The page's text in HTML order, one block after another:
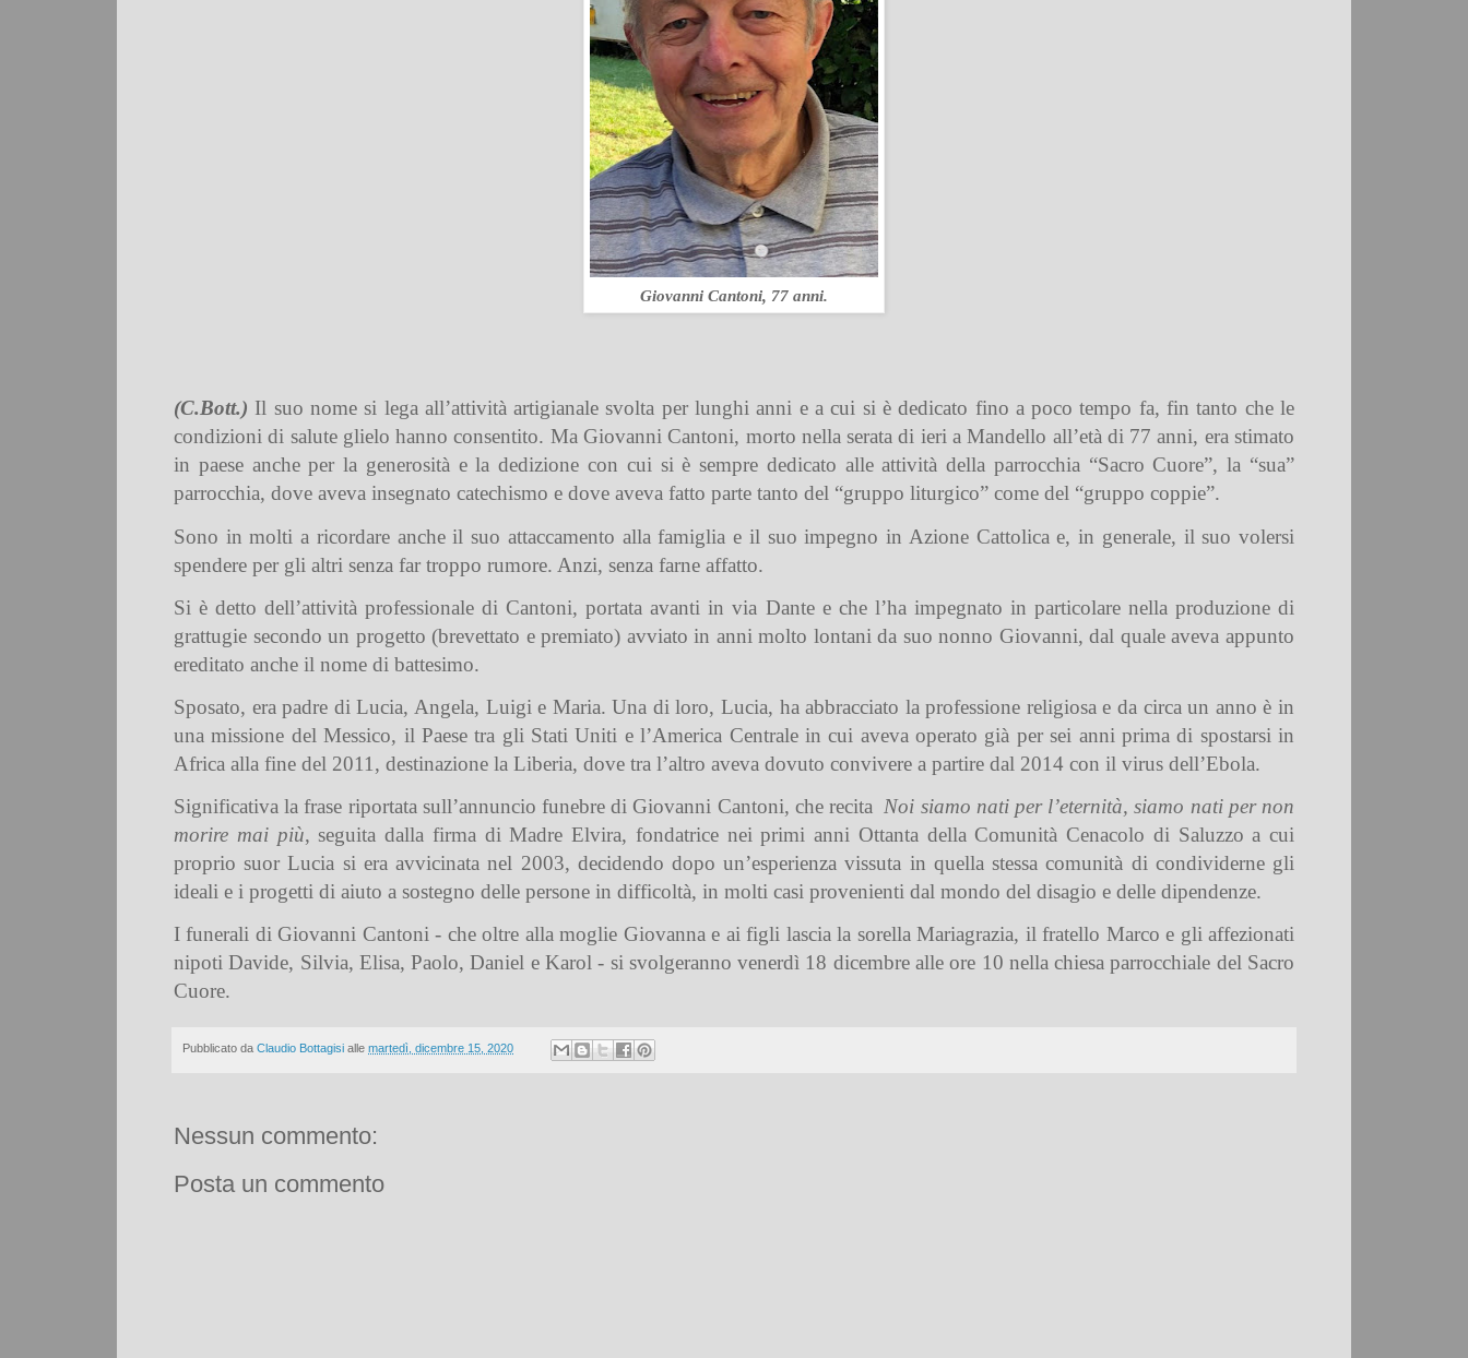
Giovanni Cantoni, 77 anni.
(C.Bott.) Il suo nome si lega all’attività artigianale svolta per lunghi anni e a cui si è dedicato fino a poco tempo fa, fin tanto che le
condizioni di salute glielo hanno consentito. Ma Giovanni Cantoni, morto nella serata di ieri a Mandello all’età di 77 anni, era stimato
in paese anche per la generosità e la dedizione con cui si è sempre dedicato alle attività della parrocchia “Sacro Cuore”, la “sua”
parrocchia, dove aveva insegnato catechismo e dove aveva fatto parte tanto del “gruppo liturgico” come del “gruppo coppie”.
Sono in molti a ricordare anche il suo attaccamento alla famiglia e il suo impegno in Azione Cattolica e, in generale, il suo volersi
spendere per gli altri senza far troppo rumore. Anzi, senza farne affatto.
Si è detto dell’attività professionale di Cantoni, portata avanti in via Dante e che l’ha impegnato in particolare nella produzione di
grattugie secondo un progetto (brevettato e premiato) avviato in anni molto lontani da suo nonno Giovanni, dal quale aveva appunto
ereditato anche il nome di battesimo.
Sposato, era padre di Lucia, Angela, Luigi e Maria. Una di loro, Lucia, ha abbracciato la professione religiosa e da circa un anno è in
una missione del Messico, il Paese tra gli Stati Uniti e l’America Centrale in cui aveva operato già per sei anni prima di spostarsi in
Africa alla fine del 2011, destinazione la Liberia, dove tra l’altro aveva dovuto convivere a partire dal 2014 con il virus dell’Ebola.
Significativa la frase riportata sull’annuncio funebre di Giovanni Cantoni, che recita Noi siamo nati per l’eternità, siamo nati per non
morire mai più, seguita dalla firma di Madre Elvira, fondatrice nei primi anni Ottanta della Comunità Cenacolo di Saluzzo a cui
proprio suor Lucia si era avvicinata nel 2003, decidendo dopo un’esperienza vissuta in quella stessa comunità di condividerne gli
ideali e i progetti di aiuto a sostegno delle persone in difficoltà, in molti casi provenienti dal mondo del disagio e delle dipendenze.
I funerali di Giovanni Cantoni - che oltre alla moglie Giovanna e ai figli lascia la sorella Mariagrazia, il fratello Marco e gli affezionati
nipoti Davide, Silvia, Elisa, Paolo, Daniel e Karol - si svolgeranno venerdì 18 dicembre alle ore 10 nella chiesa parrocchiale del Sacro
Cuore.
Pubblicato da Claudio Bottagisi alle martedì, dicembre 15, 2020
Nessun commento:
Posta un commento